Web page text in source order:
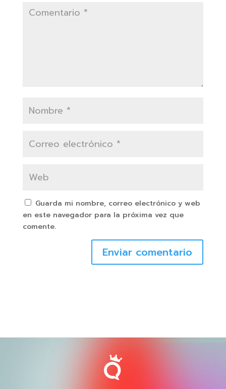
Guarda mi nombre, correo electrónico y web
en este navegador para la próxima vez que
comente.
Enviar comentario